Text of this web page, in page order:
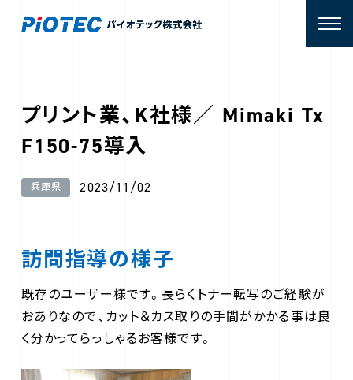
プリント業、K社様／ Mimaki Tx
F150-75導入
兵庫県 2023/11/02
訪問指導の様子
既存のユーザー様です。長らくトナー転写のご経験が
おありなので、カット＆カス取りの手間がかかる事は良
く分かってらっしゃるお客様です。